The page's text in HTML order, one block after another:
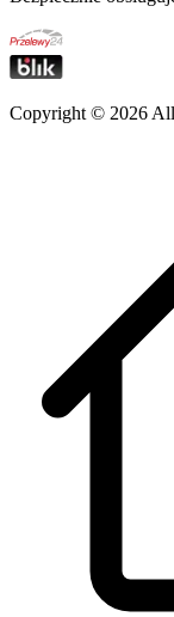
Copyright © 2026